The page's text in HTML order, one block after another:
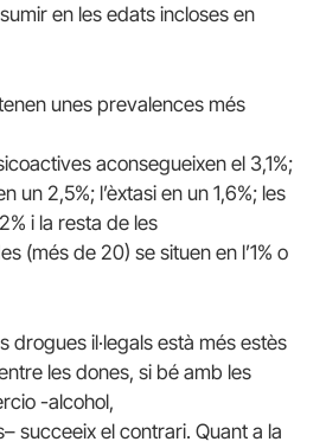
en les edats incloses en
unes prevalences més
aconsegueixen el 3,1%;
un 2,5%; l’èxtasi en un 1,6%; les
i la resta de les
(més de 20) se situen en l’1% o
drogues il·legals està més estès
les dones, si bé amb les
-alcohol,
– succeeix el contrari. Quant a la